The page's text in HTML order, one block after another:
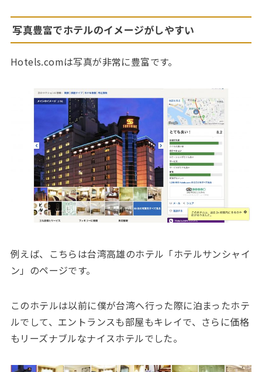
写真豊富でホテルのイメージがしやすい
Hotels.comは写真が非常に豊富です。
例えば、こちらは台湾高雄のホテル「ホテルサンシャイ
ン」のページです。
このホテルは以前に僕が台湾へ行った際に泊まったホテ
ルでして、エントランスも部屋もキレイで、さらに価格
もリーズナブルなナイスホテルでした。